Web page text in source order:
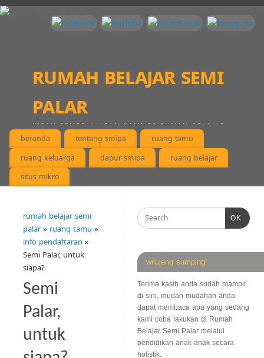
rumah belajar semi
palar
KISAH PEMBELAJARAN KAMI DI RUMAH BELAJAR,
MENEMUKAN KEPINGAN DIRI KAMI MASING-MASING
beranda tentang smipa
ruang tamu
ruang keluarga
dapur smipa
ruang belajar
situs mikro
rumah belajar semi
palar» ruang tamu »
info pendaftaran »
Semi Palar, untuk
siapa?
Semi
Palar,
untuk
OK
wilujeng sumping!
Terima kasih anda sudah mampir
di sini, mudah-mudahan anda
dapat membaca apa yang sedang
kami coba lakukan di Rumah
Belajar Semi Palar melalui
pendidikan anak-anak secara
holistik.